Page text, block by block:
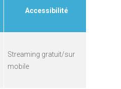
Accessibilité
Streaming gratuit/sur
mobile